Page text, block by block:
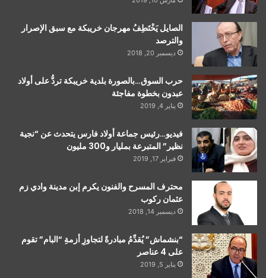
الصايل يَخْتَطِفُ مهرجان خريبكة مع سبق الإصرار
والترصد
ديسمبر 20, 2018
حرب السوق…بالصورة بلدية خريبكة تردُّ على أولاد
عبدون بخطوة مفاجئة
يناير 4, 2019
فيديو…رئيس جماعة أولاد فارس يتحدث عن “نجية
نظير” المتبرعة بمليار و300 مليون
فبراير 17, 2019
محترف المسرح والفنون يكرم إبن مدينة وادي زم
عثمان ركوب
ديسمبر 14, 2018
“بنشماش” يُقدِّمُ مبادرةً لتجاوزِ أزمةِ “البام” تقوم
على 4 عناصر
يناير 5, 2019